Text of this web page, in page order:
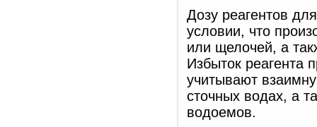
Дозу реагентов
условии, что
или щелочей, а
Избыток реагента
учитывают
сточных водах, а
водоемов.